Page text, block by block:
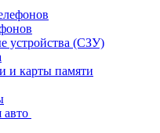
устройства (СЗУ)
и карты памяти
авто